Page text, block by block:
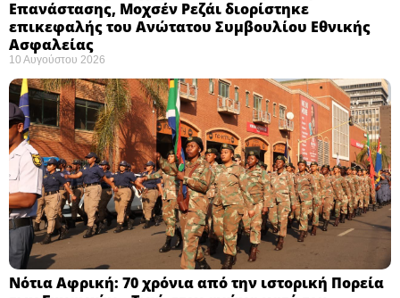
Επανάστασης, Μοχσέν Ρεζάι διορίστηκε
επικεφαλής του Ανώτατου Συμβουλίου Εθνικής
Ασφαλείας ​
10 Αυγούστου 2026
Νότια Αφρική: 70 χρόνια από την ιστορική Πορεία